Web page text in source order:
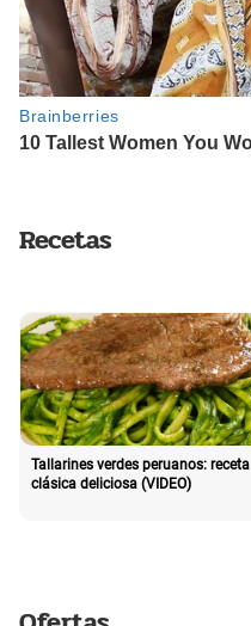
Recetas
Tallarines verdes peruanos: receta
clásica deliciosa (VIDEO)